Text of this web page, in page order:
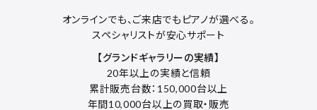
オンラインでも、ご来店でもピアノが選べる。
スペシャリストが安心サポート
【グランドギャラリーの実績】
20年以上の実績と信頼
累計販売台数：150,000台以上
年間10,000台以上の買取・販売